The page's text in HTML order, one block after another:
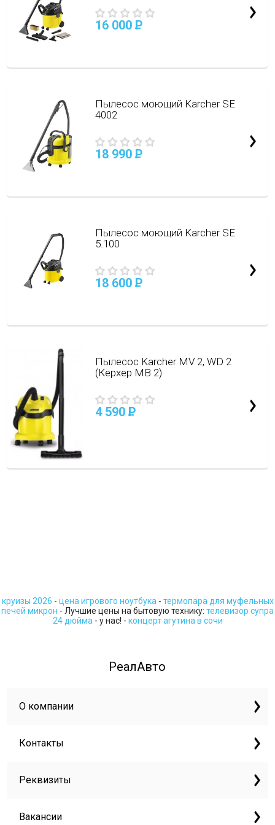
16 000 P
Пылесос моющий Karcher SE
4002
18 990 P
Пылесос моющий Karcher SE
5.100
18 600 P
Пылесос Karcher MV 2, WD 2
(Керхер МВ 2)
4 590 P
круизы 2026 - цена игрового ноутбука - термопара для муфельных
печей микрон - Лучшие цены на бытовую технику: телевизор супра
24 дюйма - у нас! - концерт агутина в сочи
РеалАвто
О компании
Контакты
Реквизиты
Вакансии